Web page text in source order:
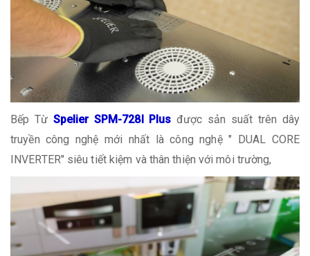
Bếp Từ Spelier SPM-728I Plusđược sản suất trên dây
truyền công nghệ mới nhất là công nghệ " DUAL CORE
INVERTER" siêu tiết kiệm và thân thiện với môi trường,